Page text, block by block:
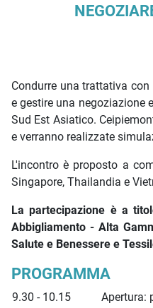
Descrizione
Condurre una trattativa
e gestire una negoziazione
Sud Est Asiatico.
e verranno realizzate
L'incontro è proposto a
Singapore, Thailandia e
La partecipazione è a
Abbigliamento - Alta
Salute e Benessere e
PROGRAMMA
9.30 - 10.15
Apertura: